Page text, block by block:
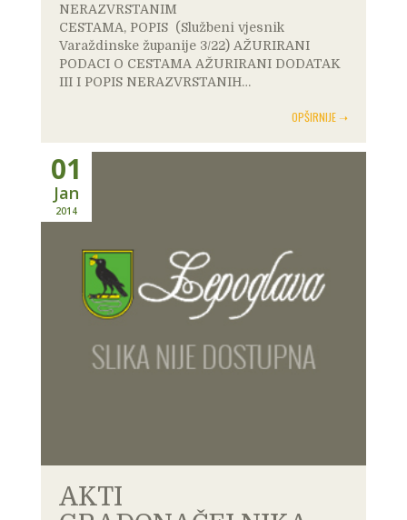
NERAZVRSTANIM
CESTAMA, POPIS (Službeni vjesnik
Varaždinske županije 3/22) AŽURIRANI
PODACI O CESTAMA AŽURIRANI DODATAK
III I POPIS NERAZVRSTANIH…
OPŠIRNIJE ➝
01
Jan
2014
AKTI